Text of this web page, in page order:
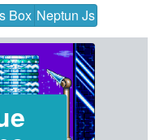
Box Neptun Js